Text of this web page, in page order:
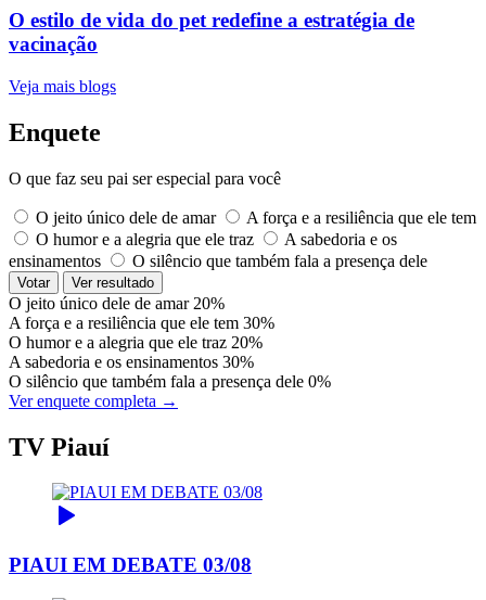
O estilo de vida do pet redefine a estratégia de
vacinação
Veja mais blogs
Enquete
O que faz seu pai ser especial para você
O jeito único dele de amar
A força e a resiliência que ele tem
O humor e a alegria que ele traz
A sabedoria e os
ensinamentos
O silêncio que também fala a presença dele
Votar Ver resultado
O jeito único dele de amar 20%
A força e a resiliência que ele tem 30%
O humor e a alegria que ele traz 20%
A sabedoria e os ensinamentos 30%
O silêncio que também fala a presença dele 0%
Ver enquete completa →
TV Piauí
PIAUI EM DEBATE 03/08